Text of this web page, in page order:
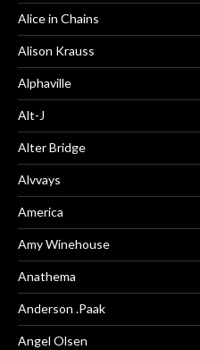
Alice in Chains
Alison Krauss
Alphaville
Alt-J
Alter Bridge
Alvvays
America
Amy Winehouse
Anathema
Anderson .Paak
Angel Olsen